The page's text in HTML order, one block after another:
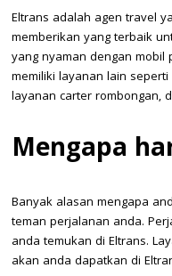
Eltrans adalah agen travel
memberikan yang terbaik
yang nyaman dengan mobil
memiliki layanan lain
layanan carter rombongan,
Mengapa
Banyak alasan mengapa
teman perjalanan anda.
anda temukan di Eltrans.
akan anda dapatkan di